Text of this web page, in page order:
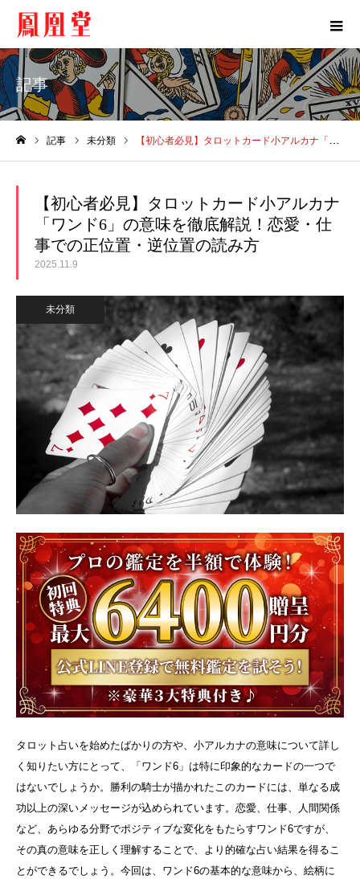
記事
記事 未分類 【初心者必見】タロットカード小アルカナ「ワンド6」の意味を徹底解説！恋愛・仕事での正位置・逆位置の読み方
【初心者必見】タロットカード小アルカナ
「ワンド6」の意味を徹底解説！恋愛・仕
事での正位置・逆位置の読み方
2025.11.9
未分類
タロット占いを始めたばかりの方や、小アルカナの意味について詳し
く知りたい方にとって、「ワンド6」は特に印象的なカードの一つで
はないでしょうか。勝利の騎士が描かれたこのカードには、単なる成
功以上の深いメッセージが込められています。恋愛、仕事、人間関係
など、あらゆる分野でポジティブな変化をもたらすワンド6ですが、
その真の意味を正しく理解することで、より的確な占い結果を得るこ
とができるでしょう。今回は、ワンド6の基本的な意味から、絵柄に